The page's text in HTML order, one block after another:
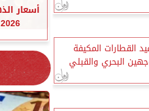
القطارات المكيفة
البحري والقبلي
2026 في مصر.. كم يبلغ عيار...